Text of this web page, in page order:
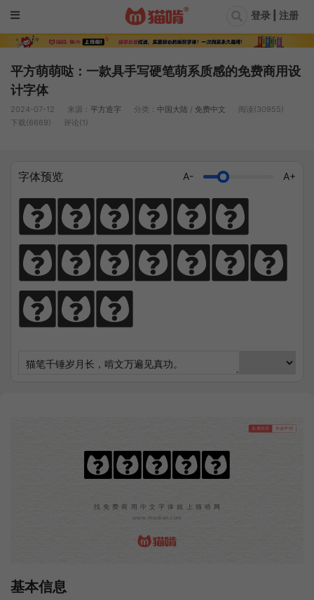
登录 | 注册
平方萌萌哒：一款具手写硬笔萌系质感的免费商用设
计字体
2024-07-12 来源： 平方造字 分类： 中国大陆 / 免费中文
阅读(30955)
下载(6669)
评论(1)
字体预览 A- A+
猫笔千锤岁月
长，啃文万遍见
真功。
免费商用 作者声明
平方萌萌哒
找免费商用中文字体就上猫啃网
www.maoken.com
基本信息